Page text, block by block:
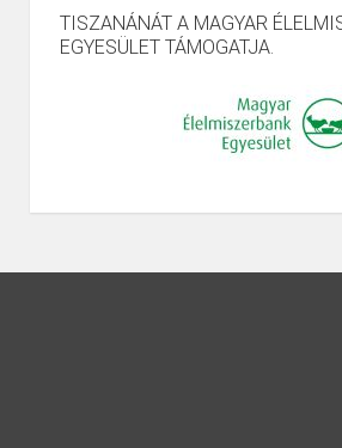
TISZANÁNÁT A MAGYAR
EGYESÜLET TÁMOGATJA.